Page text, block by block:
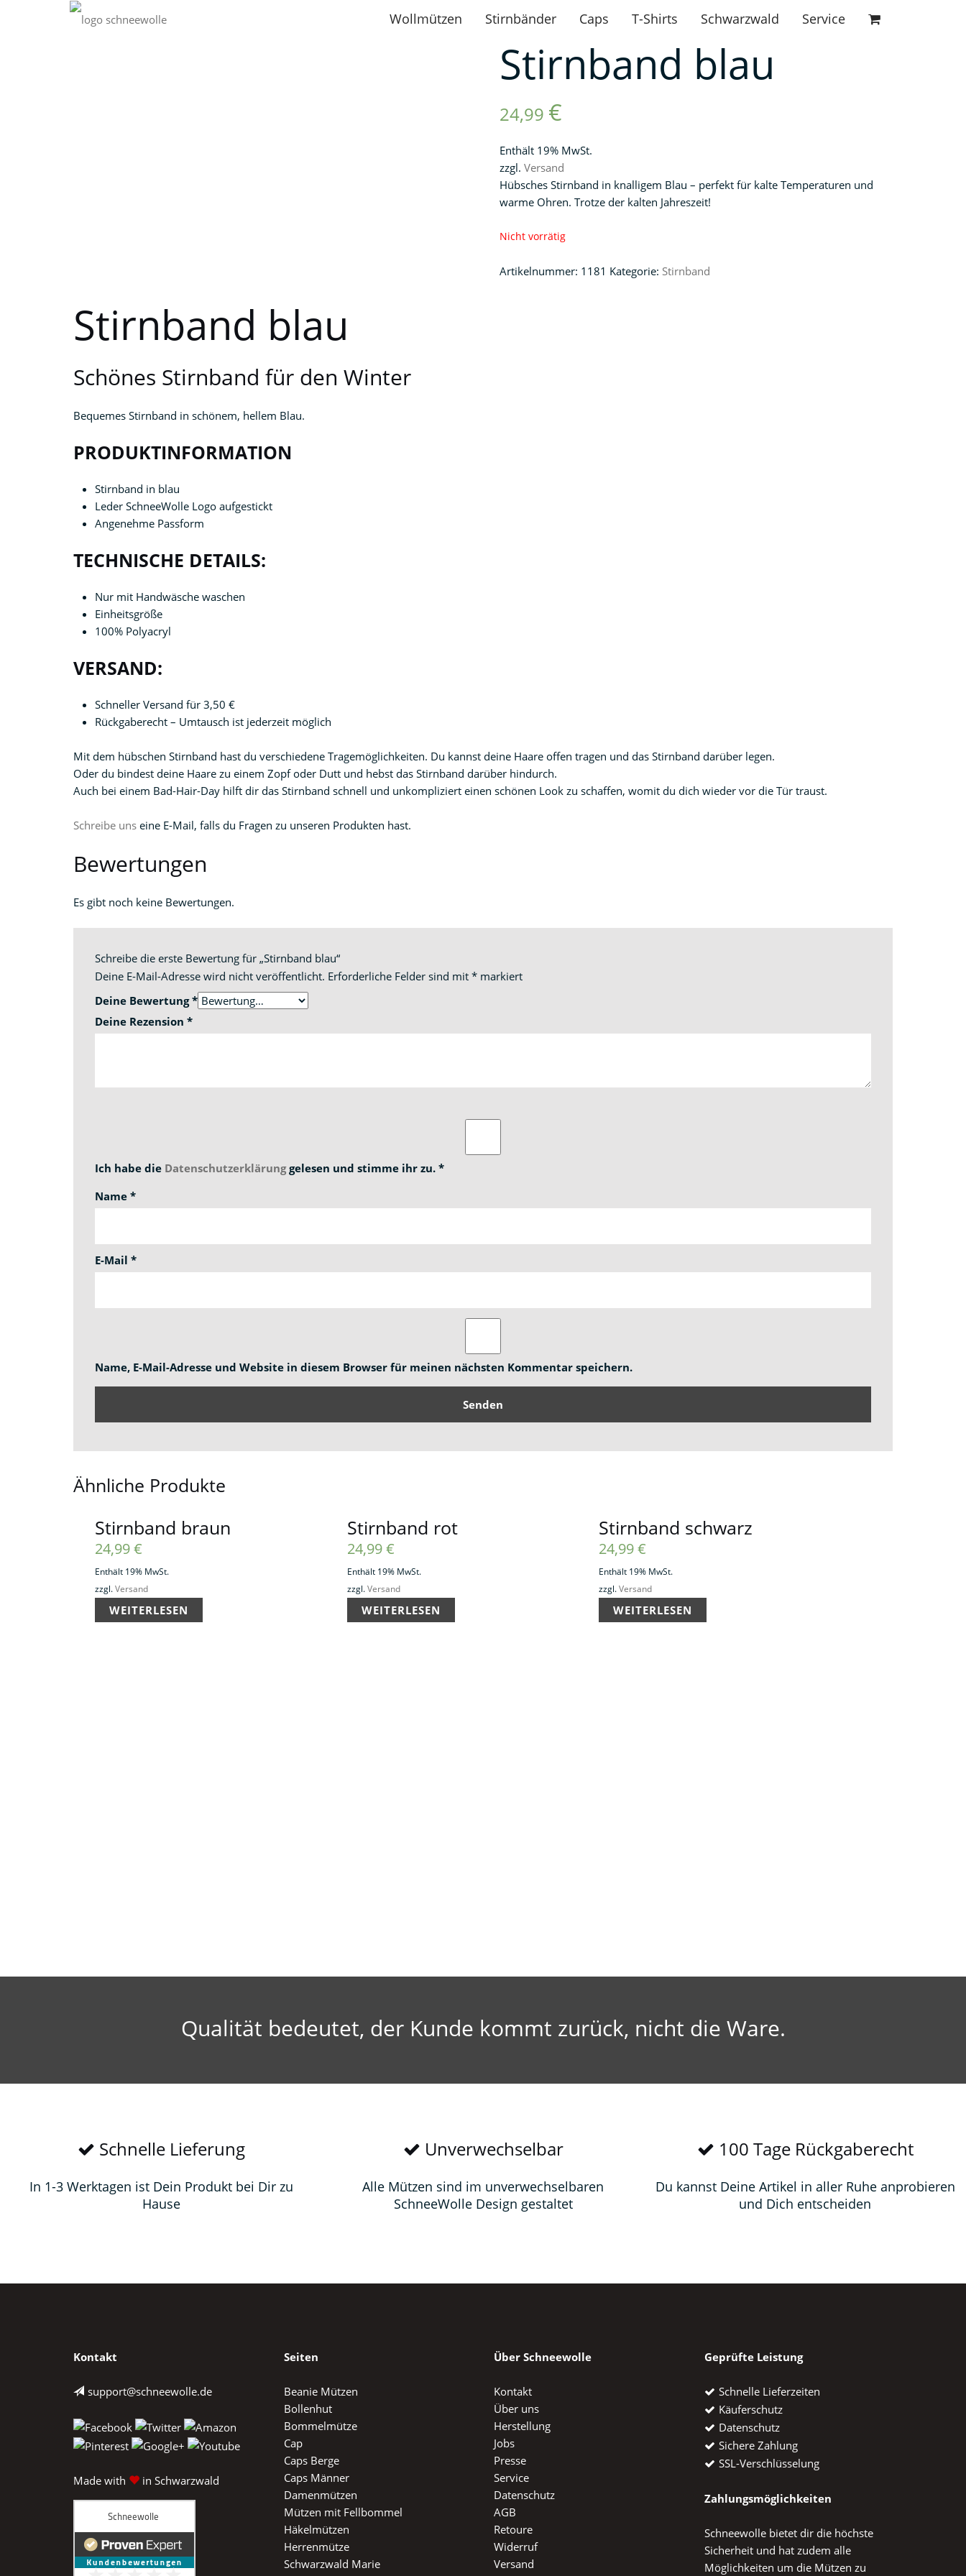
Wollmützen Stirnbänder Caps T-Shirts Schwarzwald Service
Stirnband blau
24,99 €
Enthält 19% MwSt.
zzgl. Versand
Hübsches Stirnband in knalligem Blau – perfekt für kalte Temperaturen und
warme Ohren. Trotze der kalten Jahreszeit!
Nicht vorrätig
Artikelnummer: 1181 Kategorie: Stirnband
Stirnband blau
Schönes Stirnband für den Winter
Bequemes Stirnband in schönem, hellem Blau.
PRODUKTINFORMATION
Stirnband in blau
Leder SchneeWolle Logo aufgestickt
Angenehme Passform
TECHNISCHE DETAILS:
Nur mit Handwäsche waschen
Einheitsgröße
100% Polyacryl
VERSAND:
Schneller Versand für 3,50 €
Rückgaberecht – Umtausch ist jederzeit möglich
Mit dem hübschen Stirnband hast du verschiedene Tragemöglichkeiten. Du kannst deine Haare offen tragen und das Stirnband darüber legen.
Oder du bindest deine Haare zu einem Zopf oder Dutt und hebst das Stirnband darüber hindurch.
Auch bei einem Bad-Hair-Day hilft dir das Stirnband schnell und unkompliziert einen schönen Look zu schaffen, womit du dich wieder vor die Tür traust.
Schreibe uns eine E-Mail, falls du Fragen zu unseren Produkten hast.
Bewertungen
Es gibt noch keine Bewertungen.
Schreibe die erste Bewertung für „Stirnband blau“
Deine E-Mail-Adresse wird nicht veröffentlicht. Erforderliche Felder sind mit * markiert
Deine Bewertung*
Deine Rezension *
Ich habe die Datenschutzerklärunggelesen und stimme ihr zu. *
Name *
E-Mail *
Name, E-Mail-Adresse und Website in diesem Browser für meinen nächsten Kommentar speichern.
Ähnliche Produkte
Stirnband braun
24,99€
Enthält 19% MwSt.
zzgl.Versand
WEITERLESEN
Stirnband rot
24,99€
Enthält 19% MwSt.
zzgl.Versand
WEITERLESEN
Stirnband schwarz
24,99€
Enthält 19% MwSt.
zzgl.Versand
WEITERLESEN
Qualität bedeutet, der Kunde kommt zurück, nicht die Ware.
Schnelle Lieferung
In 1-3 Werktagen ist Dein Produkt bei Dir zu
Hause
Unverwechselbar
Alle Mützen sind im unverwechselbaren
SchneeWolle Design gestaltet
100 Tage Rückgaberecht
Du kannst Deine Artikel in aller Ruhe anprobieren
und Dich entscheiden
Kontakt
support@schneewolle.de
Made with in Schwarzwald
Seiten
Beanie Mützen
Bollenhut
Bommelmütze
Cap
Caps Berge
Caps Männer
Damenmützen
Mützen mit Fellbommel
Häkelmützen
Herrenmütze
Schwarzwald Marie
Über Schneewolle
Kontakt
Über uns
Herstellung
Jobs
Presse
Service
Datenschutz
AGB
Retoure
Widerruf
Versand
Geprüfte Leistung
Schnelle Lieferzeiten
Käuferschutz
Datenschutz
Sichere Zahlung
SSL-Verschlüsselung
Zahlungsmöglichkeiten
Schneewolle bietet dir die höchste
Sicherheit und hat zudem alle
Möglichkeiten um die Mützen zu